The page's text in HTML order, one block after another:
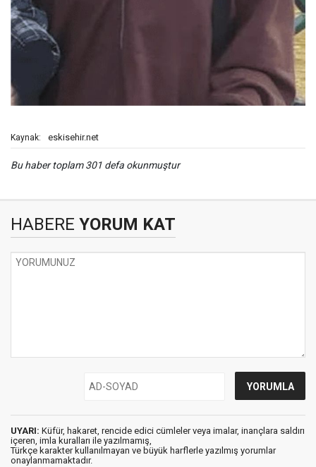
Kaynak: eskisehir.net
Bu haber toplam 301 defa okunmuştur
HABERE YORUM KAT
UYARI: Küfür, hakaret, rencide edici cümleler veya imalar, inançlara saldırı
içeren, imla kuralları ile yazılmamış,
Türkçe karakter kullanılmayan ve büyük harflerle yazılmış yorumlar
onaylanmamaktadır.